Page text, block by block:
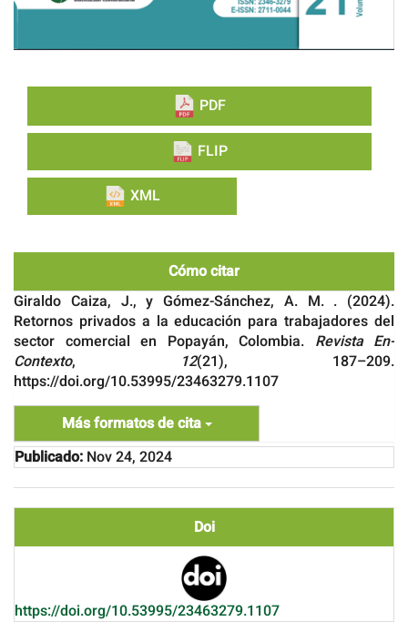
PDF
FLIP
XML
Cómo citar
Giraldo Caiza, J., y Gómez-Sánchez, A. M. . (2024).
Retornos privados a la educación para trabajadores del
sector comercial en Popayán, Colombia. Revista En-
Contexto, 12(21), 187–209.
https://doi.org/10.53995/23463279.1107
Más formatos de cita
Publicado: Nov 24, 2024
Doi
https://doi.org/10.53995/23463279.1107